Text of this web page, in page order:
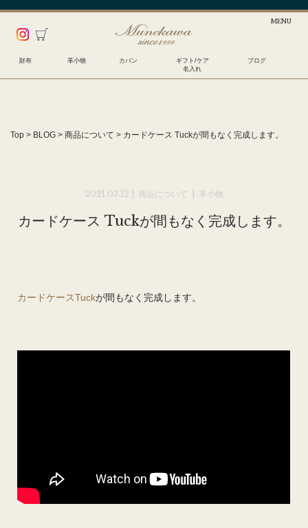
財布 革小物 カバン
ギフト/ケア
名入れ
ブログ
Top > BLOG > 商品について > カードケース Tuckが間もなく完成します。
2021.03.12 | 商品について 革小物
カードケース Tuckが間もなく完成します。
カードケースTuckが間もなく完成します。